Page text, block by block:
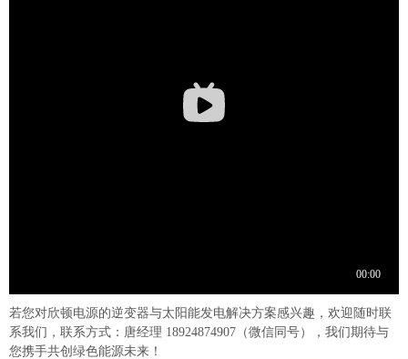
若您对欣顿电源的逆变器与太阳能发电解决方案感兴趣，欢迎随时联
系我们，联系方式：唐经理 18924874907（微信同号），我们期待与
您携手共创绿色能源未来！